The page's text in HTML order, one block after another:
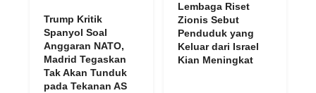
Trump Kritik
Spanyol Soal
Anggaran NATO,
Madrid Tegaskan
Tak Akan Tunduk
pada Tekanan AS
Lembaga Riset
Zionis Sebut
Penduduk yang
Keluar dari Israel
Kian Meningkat